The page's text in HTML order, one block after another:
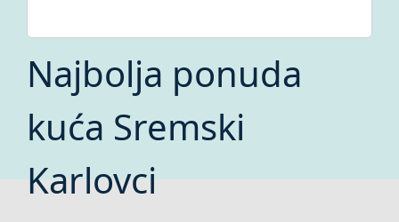
Najbolja ponuda
kuća Sremski
Karlovci